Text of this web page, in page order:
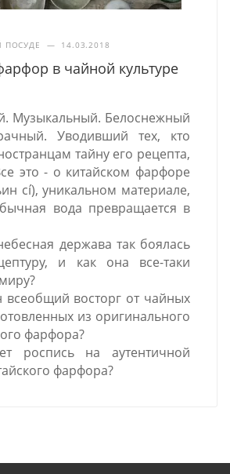
ПОСУДЕ — 14.03.2018
в чайной культуре
Музыкальный. Белоснежный
Уводивший тех, кто
тайну его рецепта,
это - о китайском фарфоре
cí), уникальном материале,
вода превращается в
держава так боялась
и как она все-таки
всеобщий восторг от чайных
из оригинального
фарфора?
роспись на аутентичной
фарфора?